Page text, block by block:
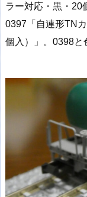
ラー対応・黒・20
0397「自連形TN
個入）」。0398と